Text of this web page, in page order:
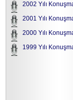
2002 Yılı
2001 Yılı
2000 Yılı
1999 Yılı